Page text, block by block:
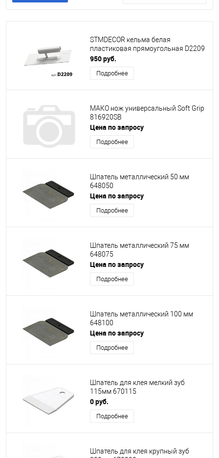
STMDECOR кельма белая
пластиковая прямоугольная D2209
950 руб.
Подробнее
МАКО нож универсальный Soft Grip
816920SB
Цена по запросу
Подробнее
Шпатель металлический 50 мм
648050
Цена по запросу
Подробнее
Шпатель металлический 75 мм
648075
Цена по запросу
Подробнее
Шпатель металлический 100 мм
648100
Цена по запросу
Подробнее
Шпатель для клея мелкий зуб
115мм 670115
0 руб.
Подробнее
Шпатель для клея крупный зуб